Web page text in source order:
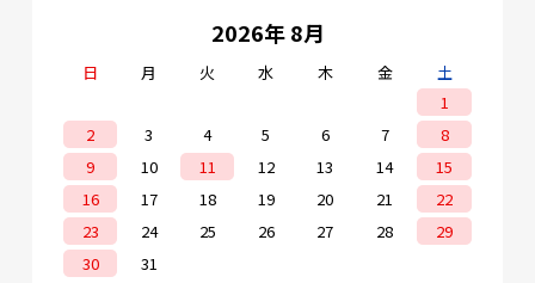
2026年 8月
日 月 火 水 木 金
土
1
2
3 4 5 6 7
8
9
10 11 12 13 14
15
16
17 18 19 20 21
22
23
24 25 26 27 28
29
30
31